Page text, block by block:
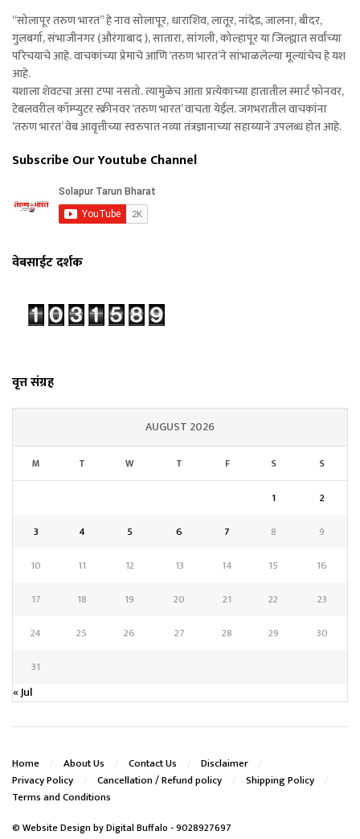
“सोलापूर तरुण भारत” हे नाव सोलापूर, धाराशिव, लातूर, नांदेड, जालना, बीदर,
गुलबर्गा, संभाजीनगर (औरंगाबाद ), सातारा, सांगली, कोल्हापूर या जिल्ह्यात सर्वांच्या
परिचयाचे आहे. वाचकांच्या प्रेमाचे आणि ‘तरुण भारत’ने सांभाळलेल्या मूल्यांचेच हे यश
आहे.
यशाला शेवटचा असा टप्पा नसतो. त्यामुळेच आता प्रत्येकाच्या हातातील स्मार्ट फोनवर,
टेबलवरील कॉम्प्युटर स्क्रीनवर ‘तरुण भारत’ वाचता येईल. जगभरातील वाचकांना
‘तरुण भारत’ वेब आवृत्तीच्या स्वरुपात नव्या तंत्रज्ञानाच्या सहाय्याने उपलब्ध होत आहे.
Subscribe Our Youtube Channel
वेबसाईट दर्शक
वृत्त संग्रह
AUGUST 2026
M T W T F S S
1
2
3
4 5 6 7 8
9
10
11 12 13 14 15
16
17
18 19 20 21 22
23
24
25 26 27 28 29
30
31
« Jul
Home About Us Contact Us
Disclaimer
Privacy Policy
Cancellation / Refund policy
Shipping Policy
Terms and Conditions
© Website Design byDigital Buffalo - 9028927697